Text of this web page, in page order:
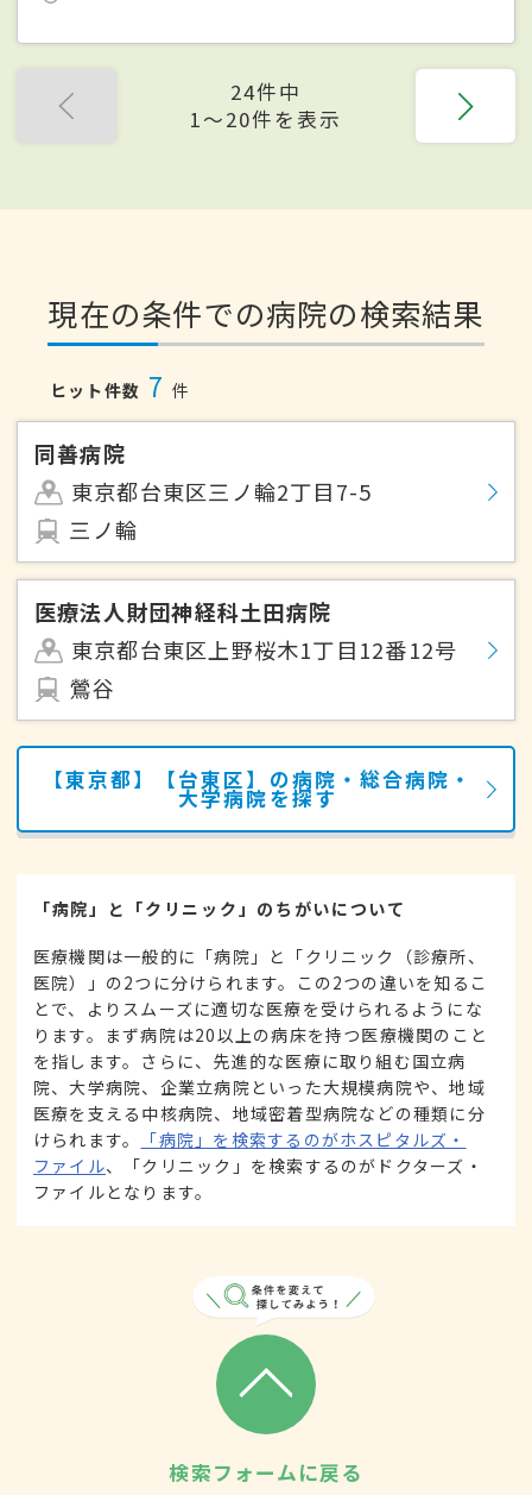
24件中
1〜20件を表示
現在の条件での病院の検索結果
ヒット件数 7 件
同善病院
東京都台東区三ノ輪2丁目7-5
三ノ輪
医療法人財団神経科土田病院
東京都台東区上野桜木1丁目12番12号
鶯谷
【東京都】【台東区】の病院・総合病院・
大学病院を探す
「病院」と「クリニック」のちがいについて
医療機関は一般的に「病院」と「クリニック（診療所、
医院）」の2つに分けられます。この2つの違いを知るこ
とで、よりスムーズに適切な医療を受けられるようにな
ります。まず病院は20以上の病床を持つ医療機関のこと
を指します。さらに、先進的な医療に取り組む国立病
院、大学病院、企業立病院といった大規模病院や、地域
医療を支える中核病院、地域密着型病院などの種類に分
けられます。
「病院」を検索するのがホスピタルズ・
ファイル、「クリニック」を検索するのがドクターズ・
ファイルとなります。
検索フォームに戻る